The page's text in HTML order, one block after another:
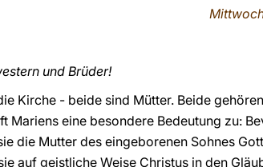
und Brüder!
Kirche - beide sind Mütter. Beide
Mariens eine besondere Bedeutung zu:
die Mutter des eingeborenen Sohnes
auf geistliche Weise Christus in den